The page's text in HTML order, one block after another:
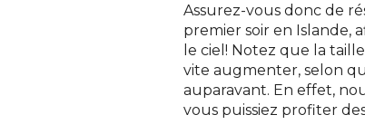
Assurez-vous donc de
premier soir en Islande,
le ciel! Notez que la
vite augmenter, selon
auparavant. En effet,
vous puissiez profiter